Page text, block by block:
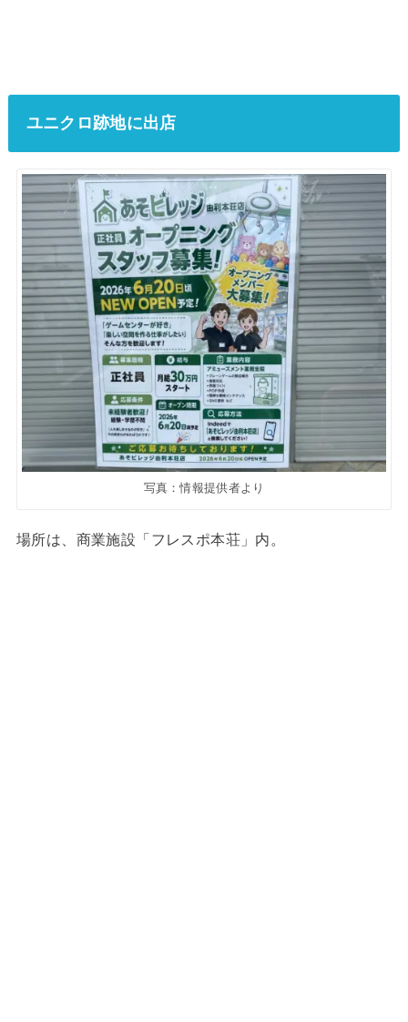
ユニクロ跡地に出店
写真：情報提供者より
場所は、商業施設「フレスポ本荘」内。